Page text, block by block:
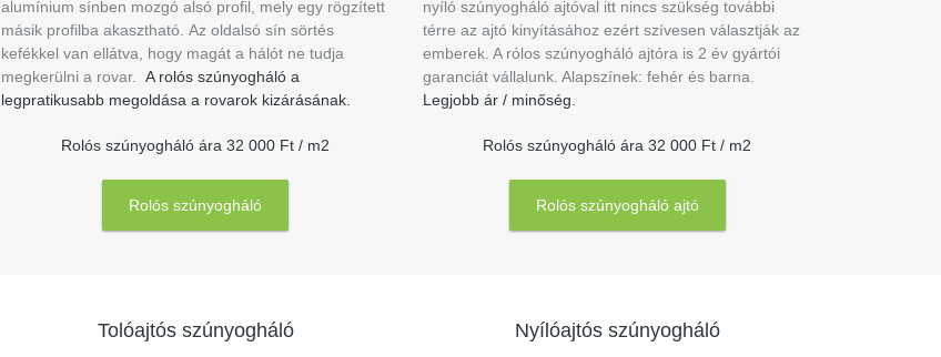
alumínium sínben mozgó alsó profil, mely egy rögzített
másik profilba akasztható. Az oldalsó sín sörtés
kefékkel van ellátva, hogy magát a hálót ne tudja
megkerülni a rovar. A rolós szúnyogháló a
legpratikusabb megoldása a rovarok kizárásának.
Rolós szúnyogháló ára 32 000 Ft / m2
Rolós szúnyogháló
nyíló szúnyogháló ajtóval itt nincs szükség további
térre az ajtó kinyításához ezért szívesen választják az
emberek. A rólos szúnyogháló ajtóra is 2 év gyártói
garanciát vállalunk. Alapszínek: fehér és barna.
Legjobb ár / minőség.
Rolós szúnyogháló ára 32 000 Ft / m2
Rolós szúnyogháló ajtó
Tolóajtós szúnyogháló Nyílóajtós szúnyogháló